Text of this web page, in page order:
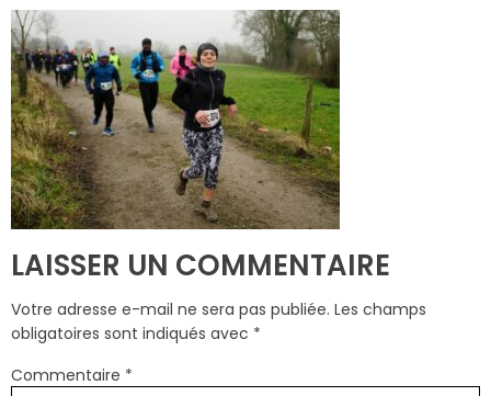
LAISSER UN COMMENTAIRE
Votre adresse e-mail ne sera pas publiée. Les champs
obligatoires sont indiqués avec *
Commentaire *